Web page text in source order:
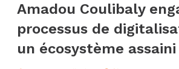
Amadou Coulibaly
processus de
un écosystème assaini